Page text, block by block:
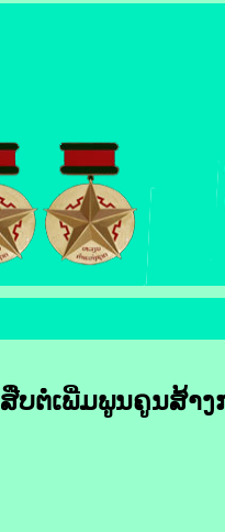
ສືບຕໍ່​ເພີ່ມ​ພູນ​ຄູນ​ສ້າ